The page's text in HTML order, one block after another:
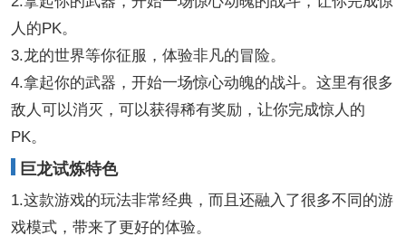
人的PK。
3.龙的世界等你征服，体验非凡的冒险。
4.拿起你的武器，开始一场惊心动魄的战斗。这里有很多
敌人可以消灭，可以获得稀有奖励，让你完成惊人的
PK。
巨龙试炼特色
1.这款游戏的玩法非常经典，而且还融入了很多不同的游
戏模式，带来了更好的体验。